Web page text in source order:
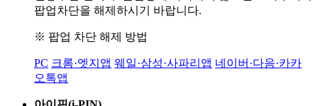
팝업차단을 해제하시기 바랍니다.
※ 팝업 차단 해제 방법
PC 크롬·엣지앱 웨일·삼성·사파리앱 네이버·다음·카카
오톡앱